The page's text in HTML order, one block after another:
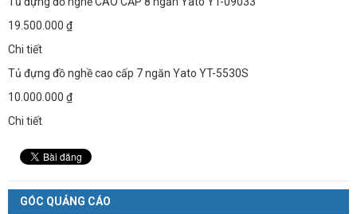
19.500.000 ₫
Chi tiết
Tủ đựng đồ nghề cao cấp 7 ngăn Yato YT-5530S
10.000.000 ₫
Chi tiết
GÓC QUẢNG CÁO